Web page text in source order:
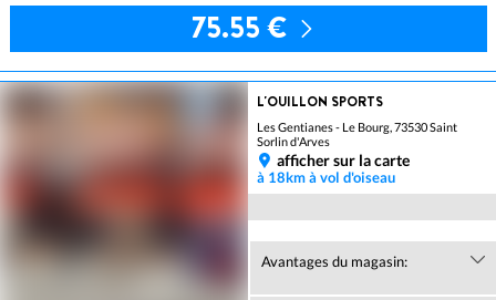
75.55 €
L'OUILLON SPORTS
Les Gentianes - Le Bourg, 73530 Saint
Sorlin d'Arves
afficher sur la carte
à 18km à vol d'oiseau
Avantages du magasin: